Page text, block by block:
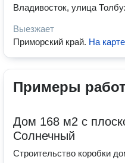
Владивосток, улица
Выезжает
Приморский край. На карте
Примеры работ
Дом 168 м2 с
Солнечный
Строительство коробки